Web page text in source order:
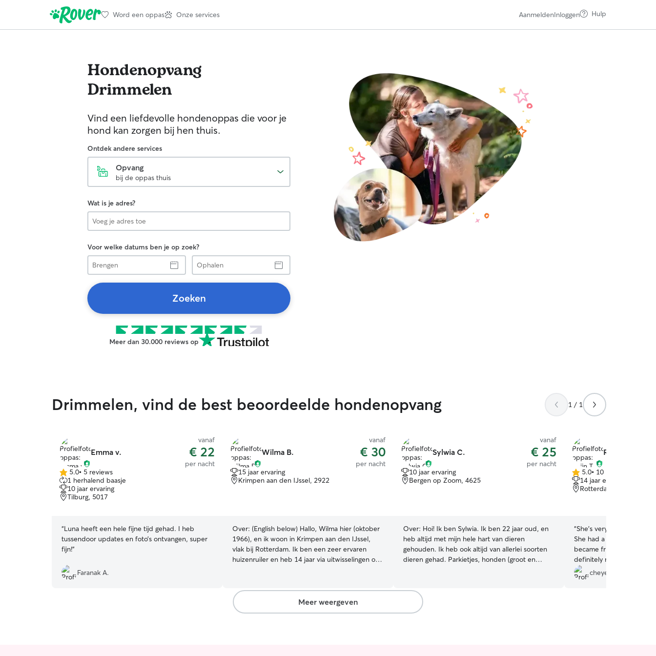
Word een oppas Onze services AanmeldenInloggen Hulp
Hondenopvang
Drimmelen
Vind een liefdevolle hondenoppas die voor je
hond kan zorgen bij hen thuis.
Ontdek andere services
Opvang
bij de oppas thuis
Wat is je adres?
Voor welke datums ben je op zoek?
Brengen
Ophalen
Zoeken
Meer dan 30.000 reviews op
Drimmelen, vind de best beoordeelde hondenopvang 1 / 1
Emma v.
vanaf
€ 22
per nacht
5.0
van
5
sterren
5.0• 5 reviews
1 herhalend baasje
10 jaar ervaring
Tilburg, 5017
“Luna heeft een hele fijne tijd gehad. I heb
tussendoor updates en foto’s ontvangen, super
fijn!”
Faranak A.
Wilma B.
vanaf
€ 30
per nacht
15 jaar ervaring
Krimpen aan den IJssel, 2922
Over: (English below) Hallo, Wilma hier (oktober
1966), en ik woon in Krimpen aan den IJssel,
vlak bij Rotterdam. Ik ben een zeer ervaren
huizenruiler en heb 14 jaar via uitwisselingen op
iemand achter te laten en om voor andere dan
eigen dieren te zorgen. Sinds 2024 heb ik zelf
geen dieren meer. Mijn vaste oppas hond (was
Sylwia C.
vanaf
€ 25
per nacht
10 jaar ervaring
Bergen op Zoom, 4625
Over: Hoi! Ik ben Sylwia. Ik ben 22 jaar oud, en
heb altijd met mijn hele hart van dieren
gehouden. Ik heb ook altijd van allerlei soorten
dieren gehad. Parkietjes, honden (groot en
verzorgen. Mijn hond is laatst overleden, en ik
ben nu niet in staat om een nieuwe huisdier te
nemen. Daarom wil ik graag voor andere diertjes
Rojin T.
5.0
van
5
5.0• 10 reviews
14 jaar ervaring
Rotterdam, 3082
“She’s very nice and my
She had a play date with
became friends. It was
definitely recommend her.
cheyenne s.
Meer weergeven